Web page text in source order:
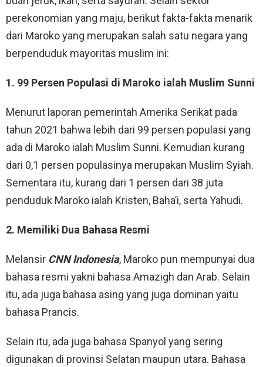
perekonomian yang maju, berikut fakta-fakta menarik
dari Maroko yang merupakan salah satu negara yang
berpenduduk mayoritas muslim ini:
1. 99 Persen Populasi di Maroko ialah Muslim Sunni
Menurut laporan pemerintah Amerika Serikat pada
tahun 2021 bahwa lebih dari 99 persen populasi yang
ada di Maroko ialah Muslim Sunni. Kemudian kurang
dari 0,1 persen populasinya merupakan Muslim Syiah.
Sementara itu, kurang dari 1 persen dari 38 juta
penduduk Maroko ialah Kristen, Baha’i, serta Yahudi.
2. Memiliki Dua Bahasa Resmi
Melansir CNN Indonesia, Maroko pun mempunyai dua
bahasa resmi yakni bahasa Amazigh dan Arab. Selain
itu, ada juga bahasa asing yang juga dominan yaitu
bahasa Prancis.
Selain itu, ada juga bahasa Spanyol yang sering
digunakan di provinsi Selatan maupun utara. Bahasa